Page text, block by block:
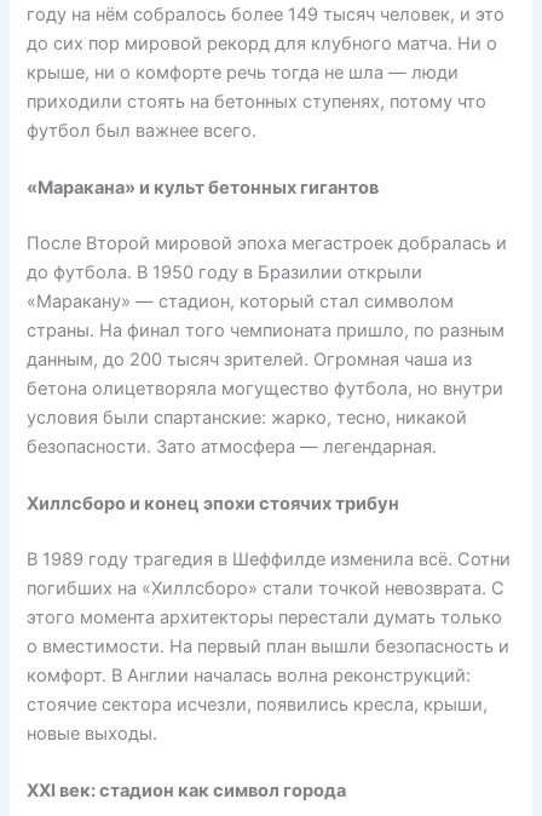
году на нём собралось более 149 тысяч человек, и это
до сих пор мировой рекорд для клубного матча. Ни о
крыше, ни о комфорте речь тогда не шла — люди
приходили стоять на бетонных ступенях, потому что
футбол был важнее всего.
«Маракана» и культ бетонных гигантов
После Второй мировой эпоха мегастроек добралась и
до футбола. В 1950 году в Бразилии открыли
«Маракану» — стадион, который стал символом
страны. На финал того чемпионата пришло, по разным
данным, до 200 тысяч зрителей. Огромная чаша из
бетона олицетворяла могущество футбола, но внутри
условия были спартанские: жарко, тесно, никакой
безопасности. Зато атмосфера — легендарная.
Хиллсборо и конец эпохи стоячих трибун
В 1989 году трагедия в Шеффилде изменила всё. Сотни
погибших на «Хиллсборо» стали точкой невозврата. С
этого момента архитекторы перестали думать только
о вместимости. На первый план вышли безопасность и
комфорт. В Англии началась волна реконструкций:
стоячие сектора исчезли, появились кресла, крыши,
новые выходы.
XXI век: стадион как символ города